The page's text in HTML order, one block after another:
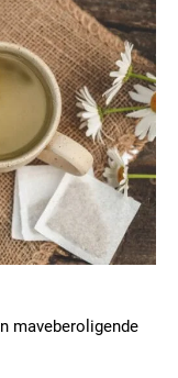
maveberoligende